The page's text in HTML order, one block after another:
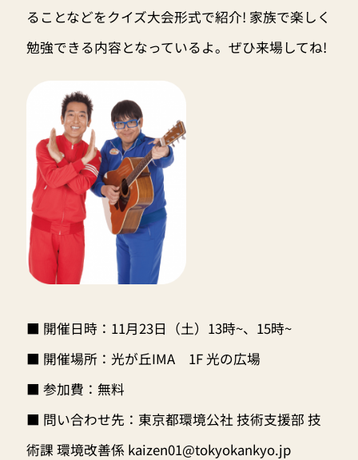
ることなどをクイズ大会形式で紹介! 家族で楽しく
勉強できる内容となっているよ。ぜひ来場してね!
■ 開催日時：11月23日（土）13時~、15時~
■ 開催場所：光が丘IMA 1F 光の広場
■ 参加費：無料
■ 問い合わせ先：東京都環境公社 技術支援部 技
術課 環境改善係 kaizen01@tokyokankyo.jp